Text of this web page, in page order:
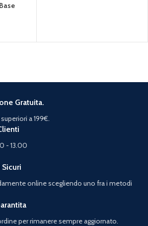
Gratuita.
a 199€.
- 13.00
online scegliendo uno fra i metodi
per rimanere sempre aggiornato.